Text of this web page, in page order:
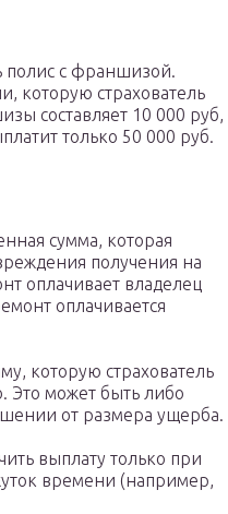
полис с франшизой.
которую страхователь
составляет 10 000 руб,
только 50 000 руб.
сумма, которая
получения на
оплачивает владелец
оплачивается
которую страхователь
Это может быть либо
от размера ущерба.
выплату только при
времени (например,